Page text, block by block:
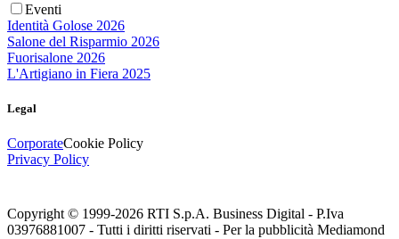
Eventi
Identità Golose 2026
Salone del Risparmio 2026
Fuorisalone 2026
L'Artigiano in Fiera 2025
Legal
CorporateCookie Policy
Privacy Policy
Copyright © 1999-2026 RTI S.p.A. Business Digital - P.Iva
03976881007 - Tutti i diritti riservati - Per la pubblicità Mediamond